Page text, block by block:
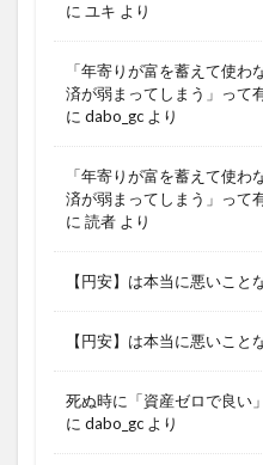
に ユキ より
「年寄りが富を蓄えて使
済が弱まってしまう」って
に dabo_gc より
「年寄りが富を蓄えて使
済が弱まってしまう」って
に 読者 より
【円安】は本当に悪いこと
【円安】は本当に悪いこと
死ぬ時に「資産ゼロで良い
に dabo_gc より